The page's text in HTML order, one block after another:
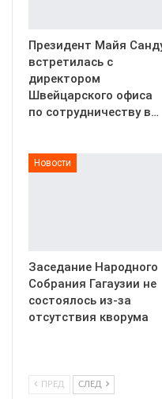
Президент Майя
встретилась с
директором
Швейцарского офиса
по сотрудничеству в…
Новости
Заседание Народного
Собрания Гагаузии не
состоялось из-за
отсутствия кворума
ПРЕД СЛЕД